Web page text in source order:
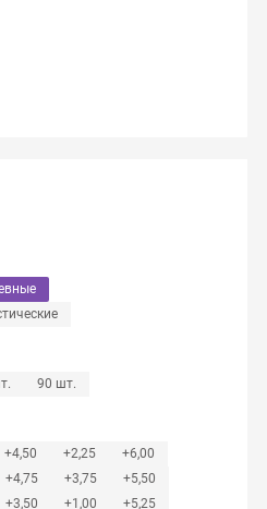
90 шт.
+4,50 +2,25
+6,00
+4,75 +3,75
+5,50
+3,50 +1,00
+5,25